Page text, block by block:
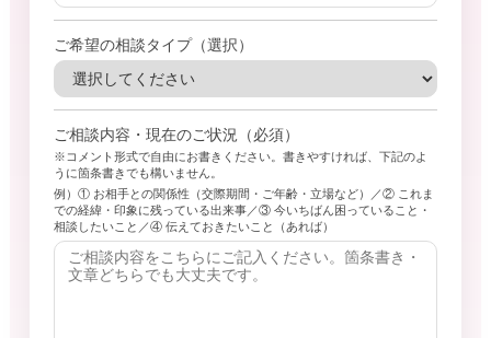
ご希望の相談タイプ（選択）
ご相談内容・現在のご状況（必須）
※コメント形式で自由にお書きください。書きやすければ、下記のよ
うに箇条書きでも構いません。
例）① お相手との関係性（交際期間・ご年齢・立場など）／② これま
での経緯・印象に残っている出来事／③ 今いちばん困っていること・
相談したいこと／④ 伝えておきたいこと（あれば）